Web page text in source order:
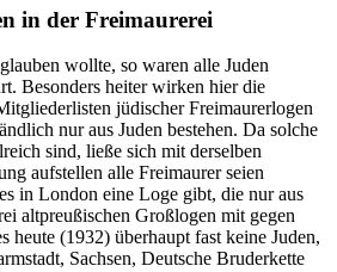
in der Freimaurerei
wollte, so waren alle Juden
Besonders heiter wirken hier die
jüdischer Freimaurerlogen
nur aus Juden bestehen. Da solche
sind, ließe sich mit derselben
aufstellen alle Freimaurer seien
in London eine Loge gibt, die nur aus
altpreußischen Großlogen mit gegen
heute (1932) überhaupt fast keine Juden,
Sachsen, Deutsche Bruderkette